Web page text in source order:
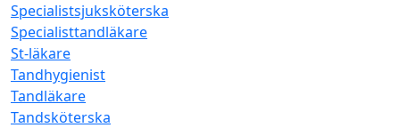
Specialistsjuksköterska
Specialisttandläkare
St-läkare
Tandhygienist
Tandläkare
Tandsköterska